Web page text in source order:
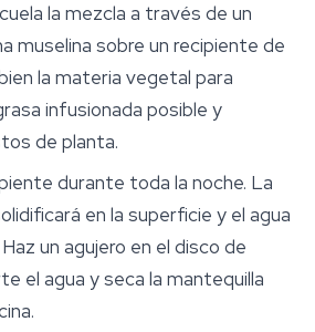
la mezcla a través de un
muselina sobre un recipiente de
la materia vegetal para
infusionada posible y
de planta.
durante toda la noche. La
en la superficie y el agua
un agujero en el disco de
el agua y seca la mantequilla